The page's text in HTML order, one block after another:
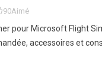
90Aimé
pour Microsoft Flight
accessoires et